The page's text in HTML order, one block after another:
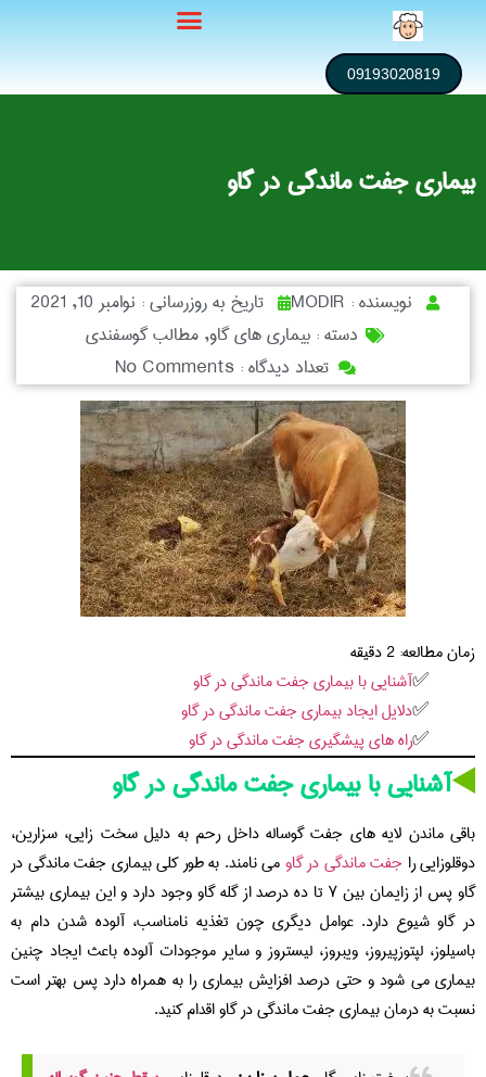
09193020819
بیماری جفت ماندگی در گاو
نویسنده : تاریخ به روزرسانی : نوامبر 10, 2021
دسته :بیماری های گاو,مطالب گوسفندی
تعداد دیدگاه :No Comments
زمان مطالعه:2دقیقه
آشنایی با بیماری جفت ماندگی در گاو
دلایل ایجاد بیماری جفت ماندگی در گاو
راه های پیشگیری جفت ماندگی در گاو
◀️آشنایی با بیماری جفت ماندگی در گاو
باقی ماندن لایه های جفت گوساله داخل رحم به دلیل سخت زایی، سزارین،
دوقلوزایی را جفت ماندگی در گاومی نامند. به طور کلی بیماری جفت ماندگی در
گاو پس از زایمان بین ۷ تا ده درصد از گله گاو وجود دارد و این بیماری بیشتر
در گاو شیوع دارد. عوامل دیگری چون تغذیه نامناسب، آلوده شدن دام به
باسیلوز، لپتوزپیروز، ویبروز، لیستروز و سایر موجودات آلوده باعث ایجاد چنین
بیماری می شود و حتی درصد افزایش بیماری را به همراه دارد پس بهتر است
نسبت به درمان بیماری جفت ماندگی در گاو اقدام کنید.